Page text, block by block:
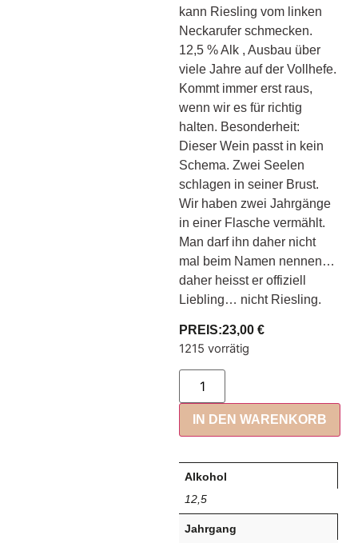
PREIS:23,00 €
1215 vorrätig
IN DEN WARENKORB
kann Riesling vom linken
Neckarufer schmecken.
12,5 % Alk , Ausbau über
viele Jahre auf der Vollhefe.
Kommt immer erst raus,
wenn wir es für richtig
halten. Besonderheit:
Dieser Wein passt in kein
Schema. Zwei Seelen
schlagen in seiner Brust.
Wir haben zwei Jahrgänge
in einer Flasche vermählt.
Man darf ihn daher nicht
mal beim Namen nennen…
daher heisst er offiziell
Liebling… nicht Riesling.
Alkohol
12,5
Jahrgang